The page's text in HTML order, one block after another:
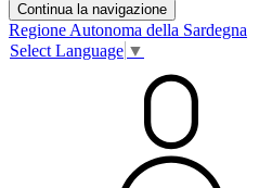
Continua la navigazione
Regione Autonoma della Sardegna
Select Language ▼